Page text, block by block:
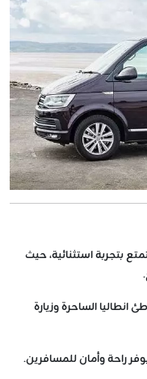
بتجربة استثنائية، حيث
الساحرة وزيارة
راحة وأمان للمسافرين.